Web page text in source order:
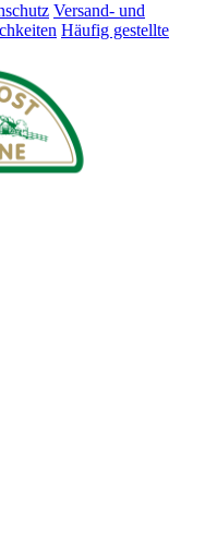
Versand- und
Häufig gestellte